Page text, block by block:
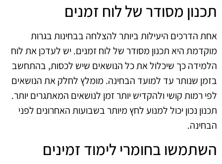
תכנון מסודר של לוח זמנים
אחת הדרכים היעילות ביותר להצלחה בבחינות בגרות
מוקדמת היא תכנון מסודר של לוח זמנים. יש לעדכן את לוח
הלמידה כך שיכלול את כל הנושאים שיש לכסות, בהתחשב
בזמן שנותר עד למועד הבחינה. מומלץ לחלק את הנושאים
לפי רמות קושי ולהקדיש יותר זמן לנושאים המאתגרים יותר.
תכנון נכון יכול למנוע לחץ מיותר בשבועות האחרונים לפני
הבחינה.
השתמשו בחומרי לימוד זמינים